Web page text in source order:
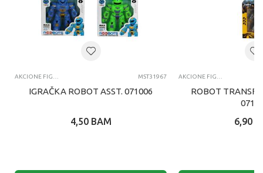
AKCIONE FIGURE I SETOVI MST31967
IGRAČKA ROBOT ASST. 071006
4,50 BAM
AKCIONE FIGURE I SETOVI
ROBOT
6,90